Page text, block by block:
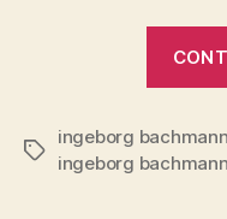
Tags
ingeborg bachmann
ingeborg bachmann